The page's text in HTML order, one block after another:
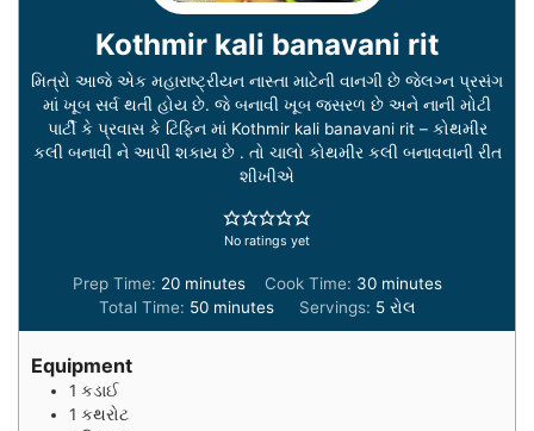
Kothmir kali banavani rit
મિત્રો આજે એક મહારાષ્ટ્રીયન નાસ્તા માટેની વાનગી છે જેલગ્ન પ્રસંગ
માં ખૂબ સર્વ થતી હોય છે. જે બનાવી ખૂબ જસરળ છે અને નાની મોટી
પાર્ટી કે પ્રવાસ કે ટિફિન માં Kothmir kali banavani rit – કોથમીર
કલી બનાવી ને આપી શકાય છે . તો ચાલો કોથમીર કલી બનાવવાની રીત
શીખીએ
No ratings yet
Prep Time: 20minutes
minutes Cook Time: 30minutes
minutes
Total Time: 50minutes
minutes Servings: 5 રોલ
Equipment
1 કડાઈ
1 કથરોટ